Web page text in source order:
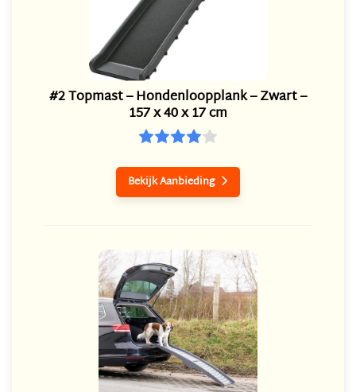
#2 Topmast – Hondenloopplank – Zwart –
157 x 40 x 17 cm
Bekijk Aanbieding 